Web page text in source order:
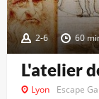
2-6 60
L'atelier
Lyon Escape